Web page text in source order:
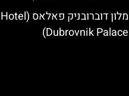
מלון דוברובניק פאלאס (Hotel
Dubrovnik Palace)